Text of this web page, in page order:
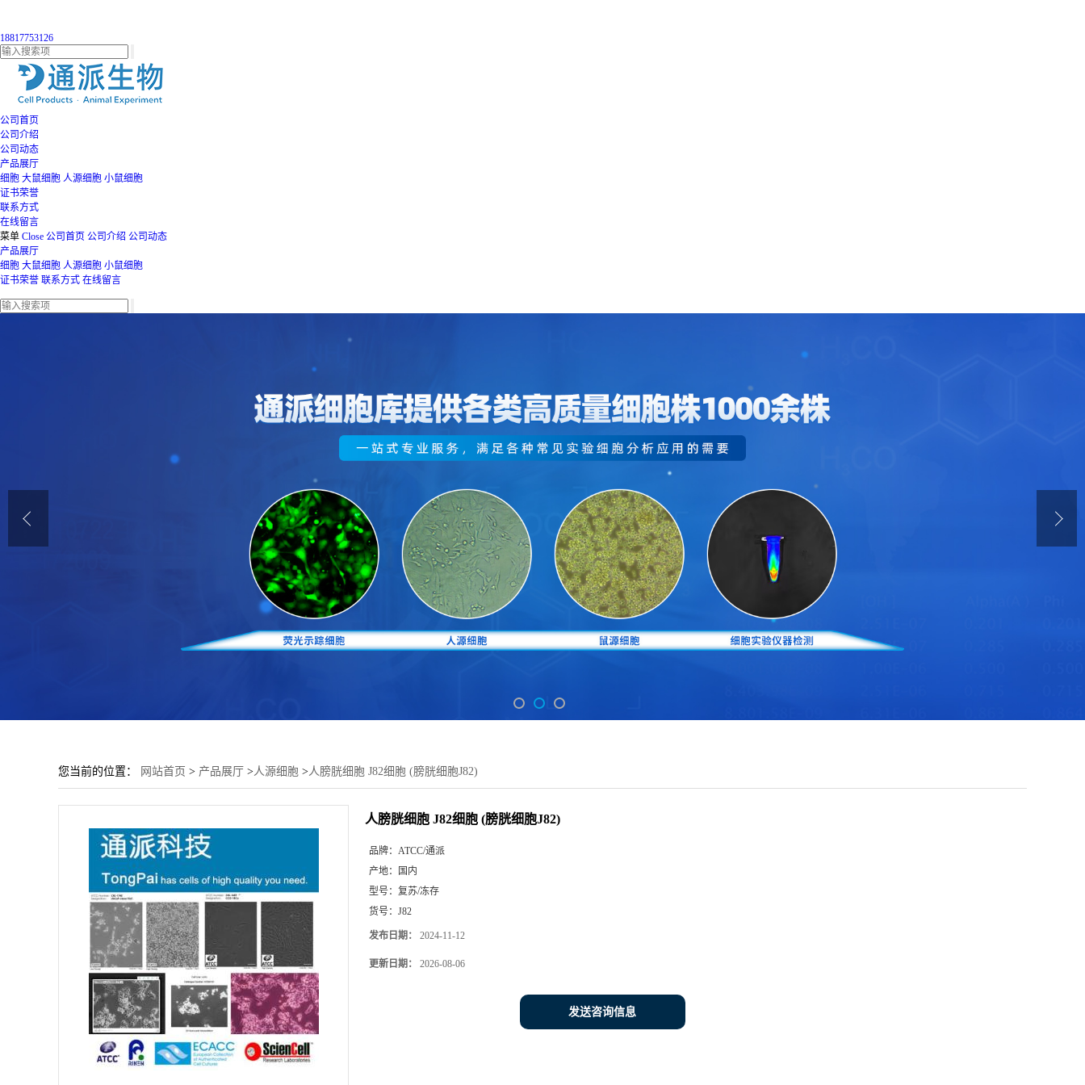
18817753126
公司首页
公司介绍
公司动态
产品展厅
细胞 大鼠细胞 人源细胞 小鼠细胞
证书荣誉
联系方式
在线留言
菜单 Close 公司首页 公司介绍 公司动态
产品展厅
细胞 大鼠细胞 人源细胞 小鼠细胞
证书荣誉 联系方式 在线留言
您当前的位置： 网站首页 > 产品展厅 >人源细胞 >人膀胱细胞 J82细胞 (膀胱细胞J82)
人膀胱细胞 J82细胞 (膀胱细胞J82)
品牌： ATCC/通派
产地：
国内
型号： 复苏/冻存
货号： J82
发布日期： 2024-11-12
更新日期： 2026-08-06
发送咨询信息